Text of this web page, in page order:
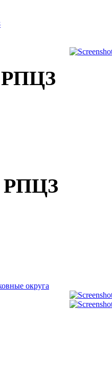
РПЦЗ
РПЦЗ
округа